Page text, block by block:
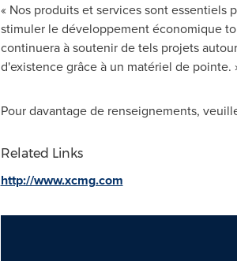
« Nos produits et services sont
stimuler le développement économique
continuera à soutenir de tels projets
d'existence grâce à un matériel de pointe.
Pour davantage de renseignements,
Related Links
http://www.xcmg.com